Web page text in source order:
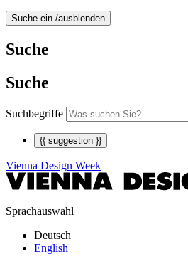
Suche ein-/ausblenden
Suche
Suche
Suchbegriffe
{{ suggestion }}
Vienna Design Week
Sprachauswahl
Deutsch
English